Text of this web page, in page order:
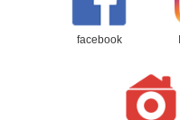
facebook